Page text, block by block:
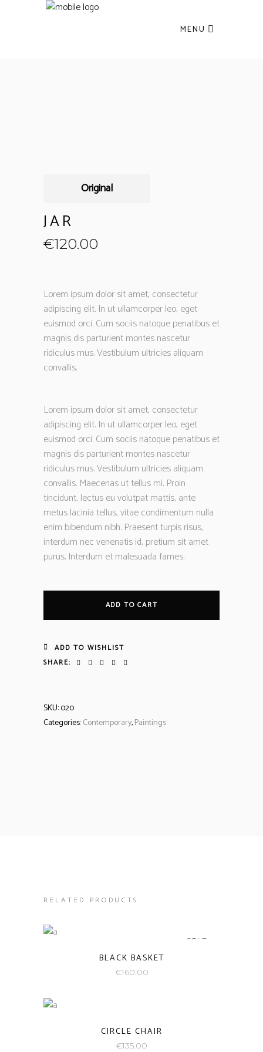
MENU
Original
JAR
€120.00
Lorem ipsum dolor sit amet, consectetur
adipiscing elit. In ut ullamcorper leo, eget
euismod orci. Cum sociis natoque penatibus et
magnis dis parturient montes nascetur
ridiculus mus. Vestibulum ultricies aliquam
convallis.
Lorem ipsum dolor sit amet, consectetur
adipiscing elit. In ut ullamcorper leo, eget
euismod orci. Cum sociis natoque penatibus et
magnis dis parturient montes nascetur
ridiculus mus. Vestibulum ultricies aliquam
convallis. Maecenas ut tellus mi. Proin
tincidunt, lectus eu volutpat mattis, ante
metus lacinia tellus, vitae condimentum nulla
enim bibendum nibh. Praesent turpis risus,
interdum nec venenatis id, pretium sit amet
purus. Interdum et malesuada fames.
ADD TO CART
ADD TO WISHLIST
SHARE:
SKU:020
Categories:Contemporary,Paintings
RELATED PRODUCTS
SOLD
BLACK BASKET
€160.00
CIRCLE CHAIR
€135.00